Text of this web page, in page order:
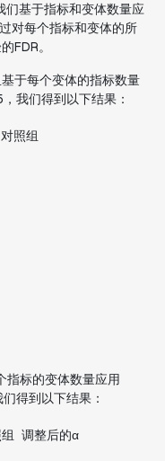
们基于指标和变体数量应
对每个指标和变体的所
FDR。
于每个变体的指标数量
我们得到以下结果：
照组
指标的变体数量应用
得到以下结果：
调整后的α